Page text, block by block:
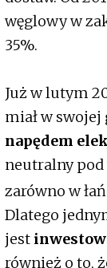
węglowy w
35%.
Już w lutym
miał w swojej
napędem
neutralny
zarówno w
Dlatego
jest
również o to,